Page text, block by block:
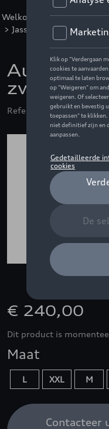
Welkom Voor u >
> Jassen > Detail
Audi
zwart - S
Referentie:
€ 240,00
Dit product is
Maat
L XXL M
Contacteer